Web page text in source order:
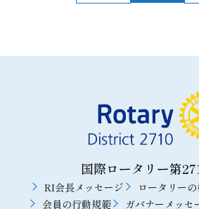
国際ロータリー第
RI会長メッセージ
ロータリー
会員の行動規範
ガバナーメッセ